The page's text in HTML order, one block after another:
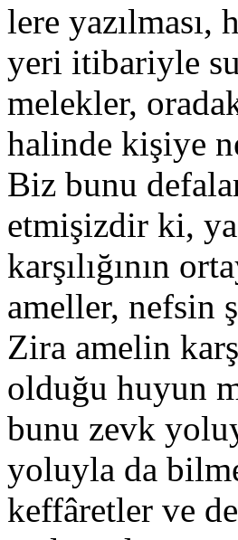
lere yazılması,
yeri iti­bariyle
melekler,
halinde kişiye
Biz bunu
etmişizdir ki,
karşılığının
ameller, nefsin
Zira amelin
olduğu huyun
bunu zevk
yoluyla da
keffâretler ve